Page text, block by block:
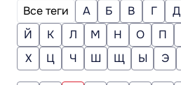
Все теги А Б В Г Д
Й
К Л М Н О П
Х
Ц Ч Ш Щ Ы Э